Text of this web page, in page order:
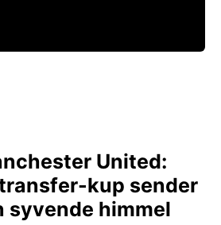
United:
kup sender
syvende himmel